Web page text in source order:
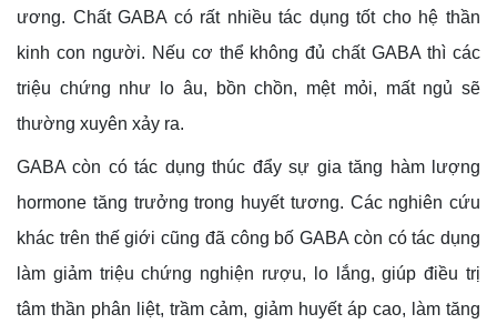
ương. Chất GABA có rất nhiều tác dụng tốt cho hệ thần
kinh con người. Nếu cơ thể không đủ chất GABA thì các
triệu chứng như lo âu, bồn chồn, mệt mỏi, mất ngủ sẽ
thường xuyên xảy ra.
GABA còn có tác dụng thúc đẩy sự gia tăng hàm lượng
hormone tăng trưởng trong huyết tương. Các nghiên cứu
khác trên thế giới cũng đã công bố GABA còn có tác dụng
làm giảm triệu chứng nghiện rượu, lo lắng, giúp điều trị
tâm thần phân liệt, trầm cảm, giảm huyết áp cao, làm tăng